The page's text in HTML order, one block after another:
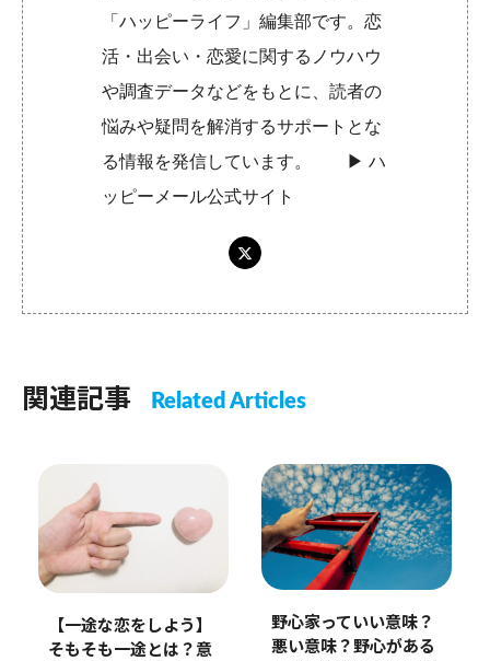
「ハッピーライフ」編集部です。恋
活・出会い・恋愛に関するノウハウ
や調査データなどをもとに、読者の
悩みや疑問を解消するサポートとな
る情報を発信しています。 ▶︎ハ
ッピーメール公式サイト
関連記事 Related Articles
【一途な恋をしよう】
そもそも一途とは？意
野心家っていい意味？
悪い意味？野心がある